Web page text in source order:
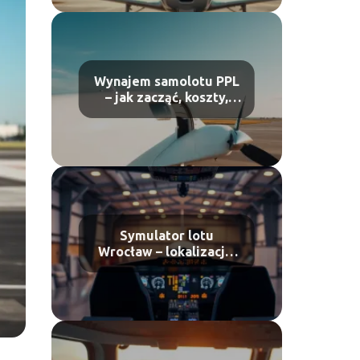
Wynajem samolotu PPL
– jak zacząć, koszty,
formalności
Symulator lotu
Wrocław – lokalizacja,
cennik, atrakcje